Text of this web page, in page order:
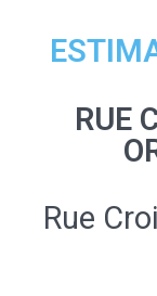
RUE
Rue